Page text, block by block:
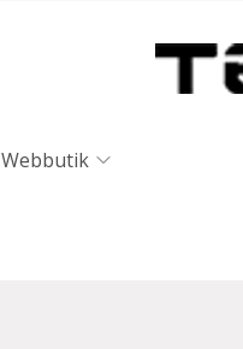
Webbutik